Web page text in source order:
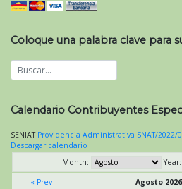
Coloque una palabra clave para
Calendario Contribuyentes
SENIAT Providencia Administrativa SNAT/2022/
Descargar calendario
Month:
Year:
« Prev
Agosto 2026